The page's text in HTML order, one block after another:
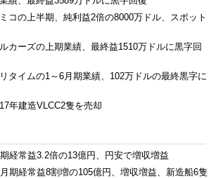
コの上半期、純利益2倍の8000万ドル、スポット
カーズの上期業績、最終益1510万ドルに黒字回
タイムの1～6月期業績、102万ドルの最終黒字に
年建造VLCC2隻を売却
経常益3.2倍の13億円、円安で増収増益
期経常益8割増の105億円、増収増益、新造船6隻